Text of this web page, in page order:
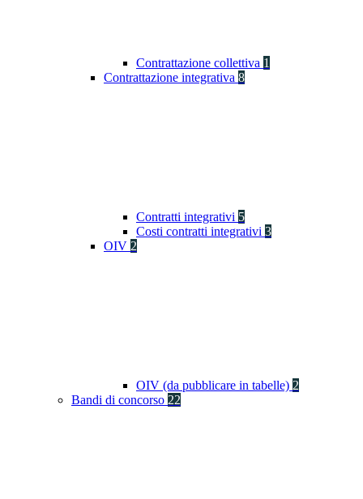
Contrattazione collettiva 1
Contrattazione integrativa 8
Contratti integrativi 5
Costi contratti integrativi 3
OIV 2
OIV (da pubblicare in tabelle) 2
Bandi di concorso 22